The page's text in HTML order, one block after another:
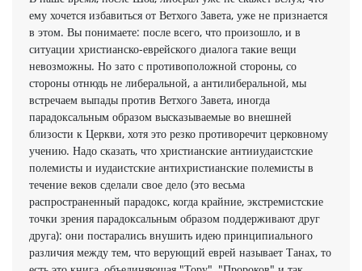
ему хочется избавиться от Ветхого Завета, уже не признается
в этом. Вы понимаете: после всего, что произошло, и в
ситуации христианско-еврейского диалога такие вещи
невозможны. Но зато с противоположной стороны, со
стороны отнюдь не либеральной, а антилиберальной, мы
встречаем выпады против Ветхого Завета, иногда
парадоксальным образом высказываемые во внешней
близости к Церкви, хотя это резко противоречит церковному
учению. Надо сказать, что христианские антииудаистские
полемисты и иудаистские антихристианские полемисты в
течение веков сделали свое дело (это весьма
распространенный парадокс, когда крайние, экстремистские
точки зрения парадоксальным образом поддерживают друг
друга): они постарались внушить идею принципиального
различия между тем, что верующий еврей называет Танах, то